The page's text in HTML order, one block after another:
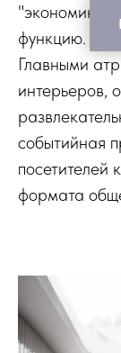
"экономику
функцию.
Главными
интерьеров,
событийная
посетителей
формата